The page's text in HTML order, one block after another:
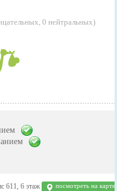
,0 нейтральных)
611, 6 этаж посмотреть на карте